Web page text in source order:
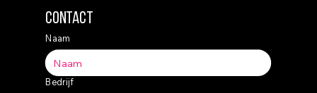
Contact
Naam
Bedrijf